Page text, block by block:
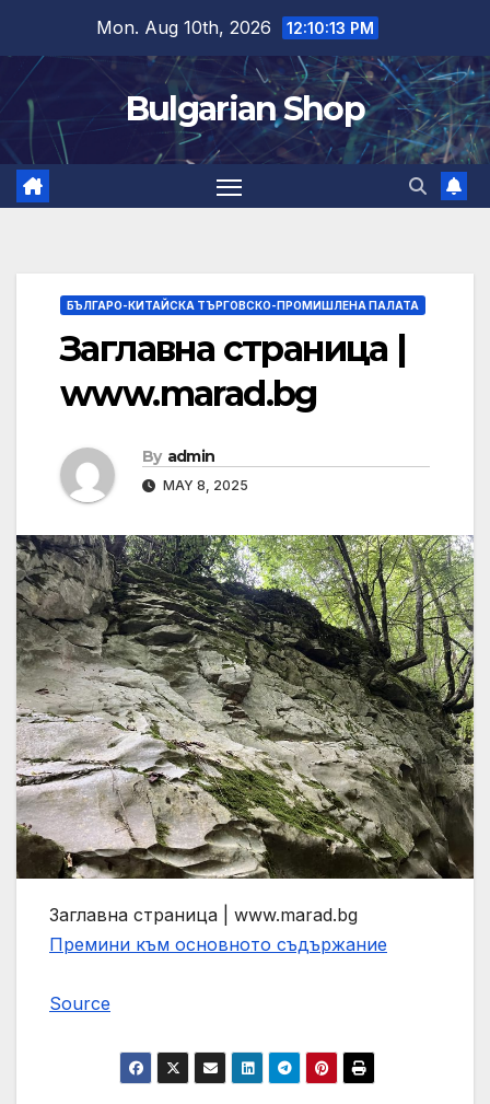
content
Mon. Aug 10th, 2026 12:10:13 PM
Bulgarian Shop
БЪЛГАРО-КИТАЙСКА ТЪРГОВСКО-ПРОМИШЛЕНА ПАЛАТА
Заглавна страница |
www.marad.bg
By admin
MAY 8, 2025
Заглавна страница | www.marad.bg
Премини към основното съдържание
Source